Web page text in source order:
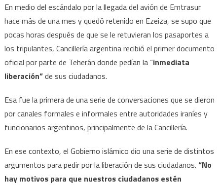
a
la
En medio del escándalo por la llegada del avión de Emtrasur
hace más de una mes y quedó retenido en Ezeiza, se supo que
pocas horas después de que se le retuvieran los pasaportes a
los tripulantes, Cancillería argentina recibió el primer documento
oficial por parte de Teherán donde pedían la “inmediata
liberación”de sus ciudadanos.
Esa fue la primera de una serie de conversaciones que se dieron
por canales formales e informales entre autoridades iraníes y
funcionarios argentinos, principalmente de la Cancillería.
En ese contexto, el Gobierno islámico dio una serie de distintos
argumentos para pedir por la liberación de sus ciudadanos. “No
hay motivos para que nuestros ciudadanos estén